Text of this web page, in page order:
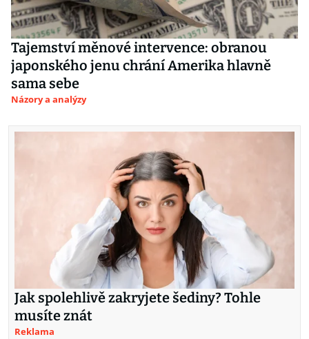
Tajemství měnové intervence: obranou
japonského jenu chrání Amerika hlavně
sama sebe
Názory a analýzy
Jak spolehlivě zakryjete šediny? Tohle
musíte znát
Reklama